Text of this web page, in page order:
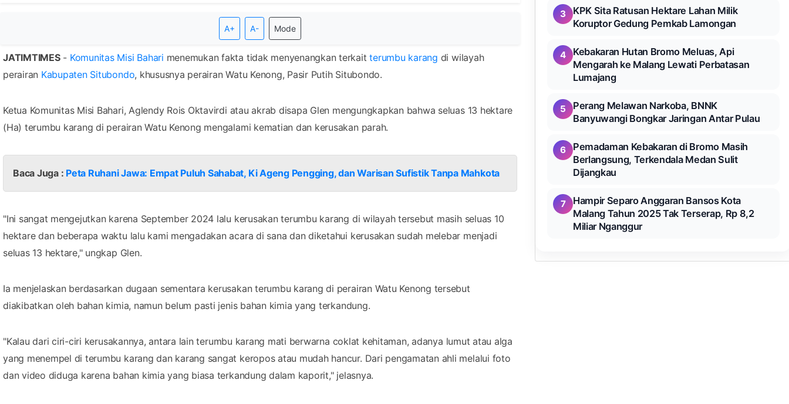
A+ A- Mode
JATIMTIMES- Komunitas Misi Bahari menemukan fakta tidak menyenangkan terkaitterumbu karang di wilayah
perairan Kabupaten Situbondo, khususnya perairan Watu Kenong, Pasir Putih Situbondo.
Ketua Komunitas Misi Bahari, Aglendy Rois Oktavirdi atau akrab disapa Glen mengungkapkan bahwa seluas 13 hektare
(Ha) terumbu karang di perairan Watu Kenong mengalami kematian dan kerusakan parah.
Baca Juga : Peta Ruhani Jawa: Empat Puluh Sahabat, Ki Ageng Pengging, dan Warisan Sufistik Tanpa Mahkota
"Ini sangat mengejutkan karena September 2024 lalu kerusakan terumbu karang di wilayah tersebut masih seluas 10
hektare dan beberapa waktu lalu kami mengadakan acara di sana dan diketahui kerusakan sudah melebar menjadi
seluas 13 hektare," ungkap Glen.
Ia menjelaskan berdasarkan dugaan sementara kerusakan terumbu karang di perairan Watu Kenong tersebut
diakibatkan oleh bahan kimia, namun belum pasti jenis bahan kimia yang terkandung.
"Kalau dari ciri-ciri kerusakannya, antara lain terumbu karang mati berwarna coklat kehitaman, adanya lumut atau alga
yang menempel di terumbu karang dan karang sangat keropos atau mudah hancur. Dari pengamatan ahli melalui foto
dan video diduga karena bahan kimia yang biasa terkandung dalam kaporit," jelasnya.
3
KPK Sita Ratusan Hektare Lahan Milik
Koruptor Gedung Pemkab Lamongan
4
Kebakaran Hutan Bromo Meluas, Api
Mengarah ke Malang Lewati Perbatasan
Lumajang
5
Perang Melawan Narkoba, BNNK
Banyuwangi Bongkar Jaringan Antar Pulau
6
Pemadaman Kebakaran di Bromo Masih
Berlangsung, Terkendala Medan Sulit
Dijangkau
7
Hampir Separo Anggaran Bansos Kota
Malang Tahun 2025 Tak Terserap, Rp 8,2
Miliar Nganggur